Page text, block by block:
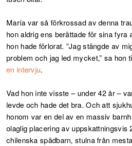
María var så förkrossad av denna
hon aldrig ens berättade för sina fyra
hon hade förlorat. ”Jag stängde av
problem och jag led mycket,” sa hon
en intervju.
Vad hon inte visste – under 42 år –
levde och hade det bra. Och att
honom var en del av en massiv
olaglig placering av uppskattningsvis
chilenska spädbarn, stulna från